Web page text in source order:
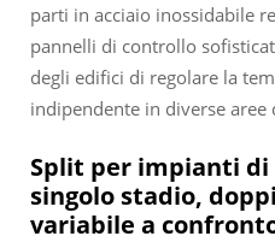
parti in acciaio inossidabile
pannelli di controllo
degli edifici di regolare la
indipendente in diverse
Split per impianti
singolo stadio,
variabile a